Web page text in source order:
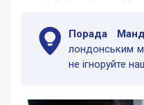
Порада
лондонським
не ігноруйте